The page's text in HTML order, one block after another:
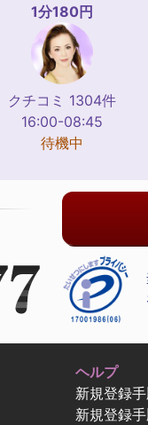
1分180円
クチコミ 1304件
16:00-08:45
待機中
ヘルプ
新規登録手
新規登録